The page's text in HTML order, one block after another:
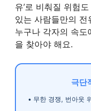
유’로 비춰질 위험
있는 사람들만의 전
누구나 각자의 속
을 찾아야 해요.
극단
• 무한 경쟁, 번아웃